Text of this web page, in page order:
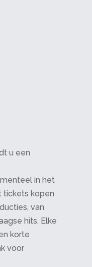
u een
in het
tickets kopen
van
hits. Elke
korte
voor